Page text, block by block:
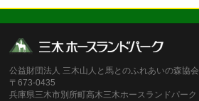
公益財団法人 三木山人と馬とのふれあいの森協会
〒673-0435
兵庫県三木市別所町高木三木ホースランドパーク